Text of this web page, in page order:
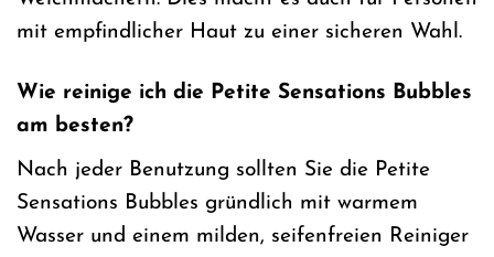
mit empfindlicher Haut zu einer sicheren Wahl.
Wie reinige ich die Petite Sensations Bubbles
am besten?
Nach jeder Benutzung sollten Sie die Petite
Sensations Bubbles gründlich mit warmem
Wasser und einem milden, seifenfreien Reiniger